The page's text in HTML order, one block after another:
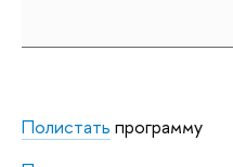
Полистать программу